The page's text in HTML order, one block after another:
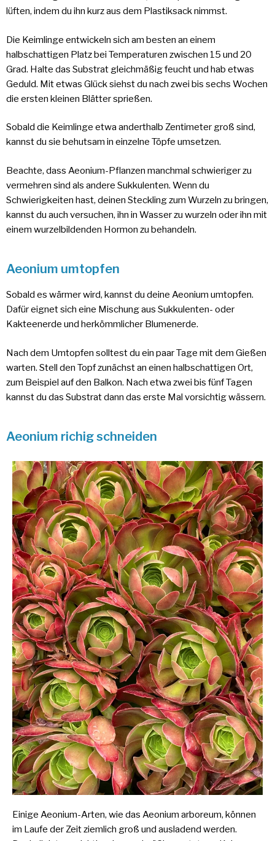
lüften, indem du ihn kurz aus dem Plastiksack nimmst.
Die Keimlinge entwickeln sich am besten an einem
halbschattigen Platz bei Temperaturen zwischen 15 und 20
Grad. Halte das Substrat gleichmäßig feucht und hab etwas
Geduld. Mit etwas Glück siehst du nach zwei bis sechs Wochen
die ersten kleinen Blätter sprießen.
Sobald die Keimlinge etwa anderthalb Zentimeter groß sind,
kannst du sie behutsam in einzelne Töpfe umsetzen.
Beachte, dass Aeonium-Pflanzen manchmal schwieriger zu
vermehren sind als andere Sukkulenten. Wenn du
Schwierigkeiten hast, deinen Steckling zum Wurzeln zu bringen,
kannst du auch versuchen, ihn in Wasser zu wurzeln oder ihn mit
einem wurzelbildenden Hormon zu behandeln.
Aeonium umtopfen
Sobald es wärmer wird, kannst du deine Aeonium umtopfen.
Dafür eignet sich eine Mischung aus Sukkulenten- oder
Kakteenerde und herkömmlicher Blumenerde.
Nach dem Umtopfen solltest du ein paar Tage mit dem Gießen
warten. Stell den Topf zunächst an einen halbschattigen Ort,
zum Beispiel auf den Balkon. Nach etwa zwei bis fünf Tagen
kannst du das Substrat dann das erste Mal vorsichtig wässern.
Aeonium richig schneiden
Einige Aeonium-Arten, wie das Aeonium arboreum, können
im Laufe der Zeit ziemlich groß und ausladend werden.